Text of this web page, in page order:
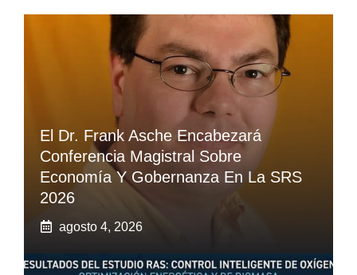
El Dr. Frank Asche Encabezará
Conferencia Magistral Sobre
Economía Y Gobernanza En La SRS
2026
agosto 4, 2026